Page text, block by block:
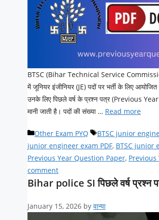
BTSC (Bihar Technical Service
में जूनियर इंजीनियर (JE) पदों पर भर्ती के लिए आयोजित
उनके लिए पिछले वर्ष के प्रश्न पत्र (Previous
मानी जाती है। पदों की संख्या … Read more
Categories
Other Exam PYQ Tags
BTSC junior
junior engineer exam PDF, BTSC junior
Previous Year Question Paper, Previous
comment
Bihar police SI पिछले वर्ष प्रश्न
January 15, 2026 by वान्या